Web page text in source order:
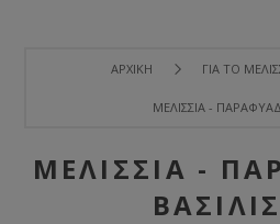
ΑΡΧΙΚΉ ΓΙΑ ΤΟ
ΜΕΛΊΣΣΙΑ -
ΜΕΛΊΣΣΙΑ -